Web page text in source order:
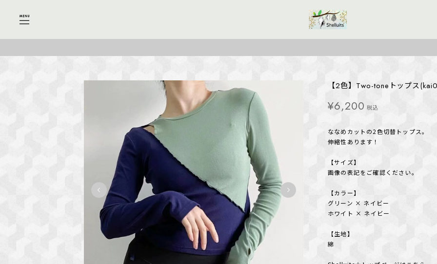
【2色】Two-toneトップス
¥6,200 税込
ななめカットの2色切替トップス。
伸縮性あります！
【サイズ】
画像の表記をご確認ください。
【カラー】
グリーン × ネイビー
ホワイト × ネイビー
【生地】
綿